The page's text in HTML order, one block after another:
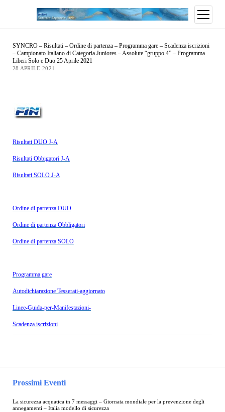
Prossimi Eventi
La sicurezza acquatica in 7 messaggi – Giornata mondiale per la prevenzione degli
annegamenti – Italia modello di sicurezza
SYNCRO – Risultati – Ordine di partenza – Programma gare – Scadenza iscrizioni
– Campionato Italiano di Categoria Juniores – Assolute “gruppo 4” – Programma
Liberi Solo e Duo 25 Aprile 2021
28 APRILE 2021
Risultati DUO J-A
Risultati Obbigatori J-A
Risultati SOLO J-A
Ordine di partenza DUO
Ordine di partenza Obbligatori
Ordine di partenza SOLO
Programma gare
Autodichiarazione Tesserati-aggiornato
Linee-Guida-per-Manifestazioni-
Scadenza iscrizioni